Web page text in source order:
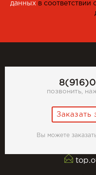
данных в
позвонить,
Заказать
Вы можете